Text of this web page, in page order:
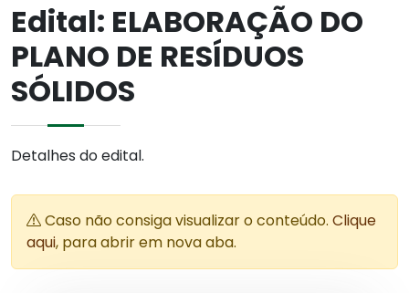
Edital: ELABORAÇÃO DO
PLANO DE RESÍDUOS
SÓLIDOS
Detalhes do edital.
Caso não consiga visualizar o conteúdo. Clique
aqui, para abrir em nova aba.